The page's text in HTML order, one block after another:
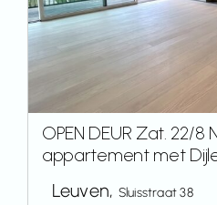
OPEN DEUR Zat. 22/
appartement met
Leuven, Sluisstraat 38